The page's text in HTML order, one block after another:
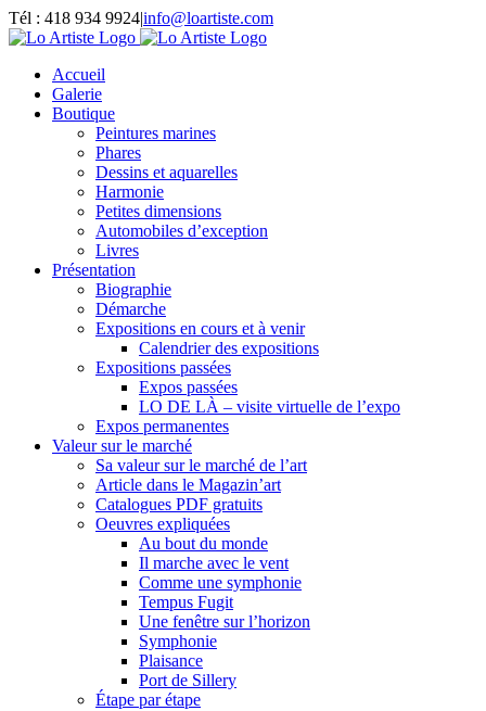
Passer
au
Tél : 418 934 9924|info@loartiste.com
Facebook
Instagram
Email
Pinterest
YouTube
Accueil
Galerie
Boutique
Peintures marines
Phares
Dessins et aquarelles
Harmonie
Petites dimensions
Automobiles d’exception
Livres
Présentation
Biographie
Démarche
Expositions en cours et à venir
Calendrier des expositions
Expositions passées
Expos passées
LO DE LÀ – visite virtuelle de l’expo
Expos permanentes
Valeur sur le marché
Sa valeur sur le marché de l’art
Article dans le Magazin’art
Catalogues PDF gratuits
Oeuvres expliquées
Au bout du monde
Il marche avec le vent
Comme une symphonie
Tempus Fugit
Une fenêtre sur l’horizon
Symphonie
Plaisance
Port de Sillery
Étape par étape